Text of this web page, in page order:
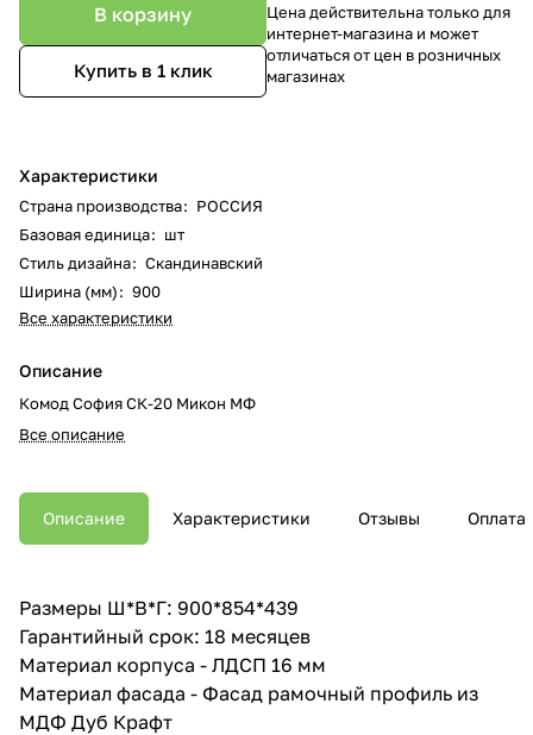
В корзину
Купить в 1 клик
Характеристики
Страна производства: РОССИЯ
Базовая единица: шт
Стиль дизайна: Скандинавский
Ширина (мм): 900
Все характеристики
Описание
Комод София СК-20 Микон МФ
Все описание
Цена действительна только для
интернет-магазина и может
отличаться от цен в розничных
магазинах
Описание Характеристики Отзывы Оплата
Размеры Ш*В*Г: 900*854*439
Гарантийный срок: 18 месяцев
Материал корпуса - ЛДСП 16 мм
Материал фасада - Фасад рамочный профиль из
МДФ Дуб Крафт